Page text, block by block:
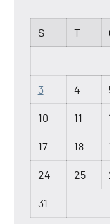
S
T
3 4
10 11
17 18
24 25
31